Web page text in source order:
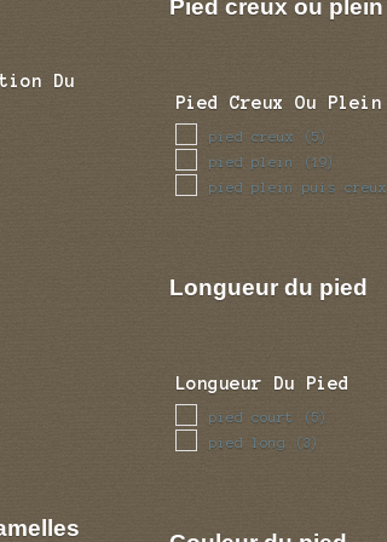
Du
Pied creux ou plein
Pied Creux Ou Plein
pied creux (5)
pied plein (19)
pied plein puis creux
Longueur du pied
Longueur Du Pied
pied court (5)
pied long (3)